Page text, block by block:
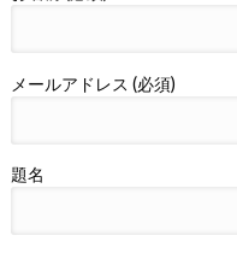
メールアドレス (必須)
題名